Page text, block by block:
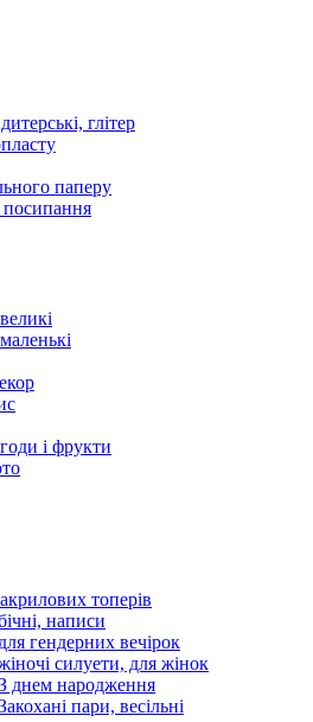
глітер
паперу
посипання
і фрукти
топерів
написи
гендерних вечірок
силуети, для жінок
днем ​​народження
пари, весільні